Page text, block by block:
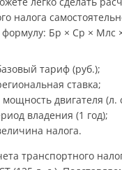
налога
формулу: Бр × Ср × Млс
тариф (руб.);
ставка;
двигателя (л.
владения (1 год);
налога.
транспортного